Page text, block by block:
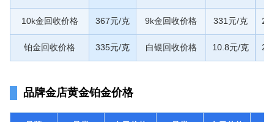
10k金回收价格 367元/克 9k金回收价格 331元/克
铂金回收价格 335元/克 白银回收价格 10.8元/克
品牌金店黄金铂金价格